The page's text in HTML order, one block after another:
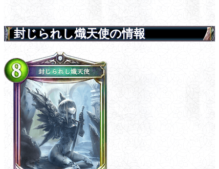
封じられし熾天使の情報